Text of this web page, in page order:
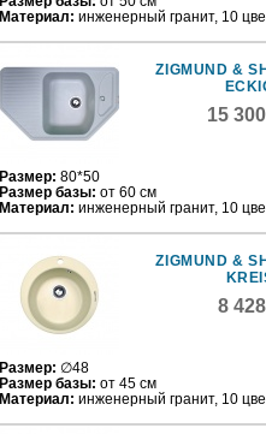
Материал: инженерный гранит, 10
ZIGMUND &
15
Размер: 80*50
Размер базы: от 60 см
Материал: инженерный гранит, 10
ZIGMUND &
8
Размер: ∅48
Размер базы: от 45 см
Материал: инженерный гранит, 10